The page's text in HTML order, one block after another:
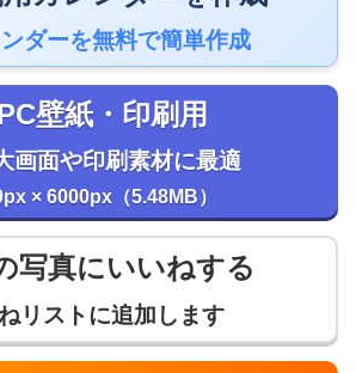
ダーを無料で簡単作成
壁紙・印刷用
画面や印刷素材に最適
× 6000px（5.48MB）
写真にいいねする
リストに追加します